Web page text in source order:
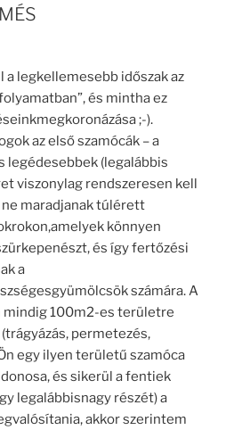
a legkellemesebb időszak az
és mintha ez
;-).
az első szamócák – a
legédesebbek (legalábbis
viszonylag rendszeresen kell
maradjanak túlérett
könnyen
és így fertőzési
a
számára. A
mindig 100m2-es területre
permetezés,
egy ilyen területű szamóca
és sikerül a fentiek
legalábbisnagy részét) a
akkor szerintem